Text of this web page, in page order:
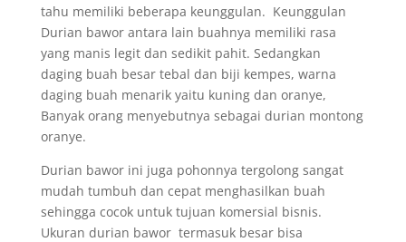
tahu memiliki beberapa keunggulan. Keunggulan
Durian bawor antara lain buahnya memiliki rasa
yang manis legit dan sedikit pahit. Sedangkan
daging buah besar tebal dan biji kempes, warna
daging buah menarik yaitu kuning dan oranye,
Banyak orang menyebutnya sebagai durian montong
oranye.
Durian bawor ini juga pohonnya tergolong sangat
mudah tumbuh dan cepat menghasilkan buah
sehingga cocok untuk tujuan komersial bisnis.
Ukuran durian bawor termasuk besar bisa